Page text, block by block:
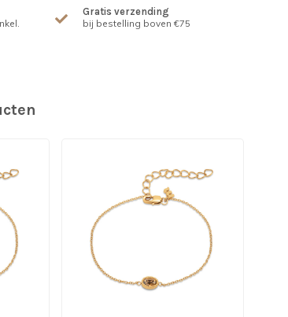
Gratis verzending
bij bestelling boven €75